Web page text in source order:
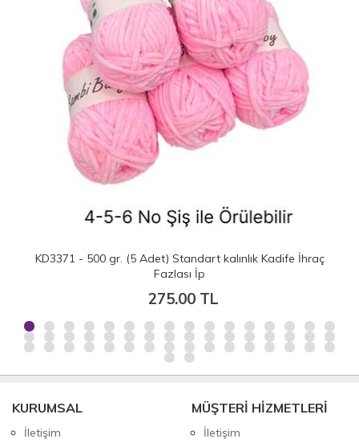
KD3371 - 500 gr. (5 Adet) Standart kalınlık Kadife İhraç
Fazlası İp
275.00 TL
KURUMSAL
İletişim
MÜŞTERİ HİZMETLERİ
İletişim